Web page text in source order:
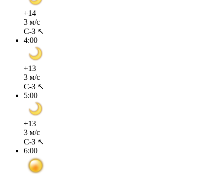
+14
3 м/с
С-З ↖
4:00
+13
3 м/с
С-З ↖
5:00
+13
3 м/с
С-З ↖
6:00